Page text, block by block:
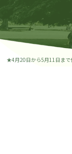
★4月20日から5月11日まで